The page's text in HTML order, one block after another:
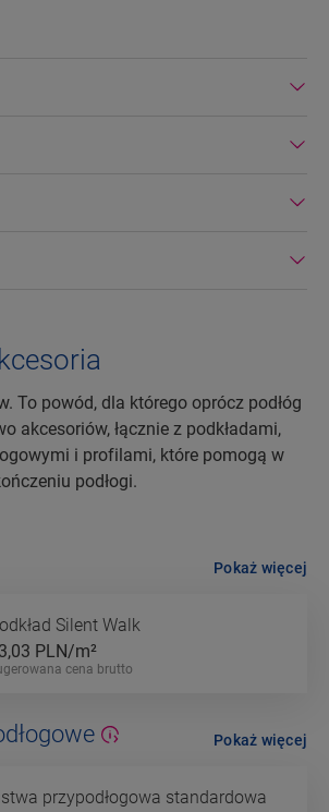
Podłogi laminowane Quick-Step
To powód, dla którego oprócz podłóg
akcesoriów, łącznie z podkładami,
i profilami, które pomogą w
podłogi.
Silent Walk
PLN/m²
cena brutto
Pokaż więcej
przypodłogowa standardowa
Pokaż więcej